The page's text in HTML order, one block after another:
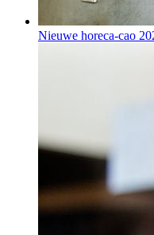
Nieuwe horeca-cao